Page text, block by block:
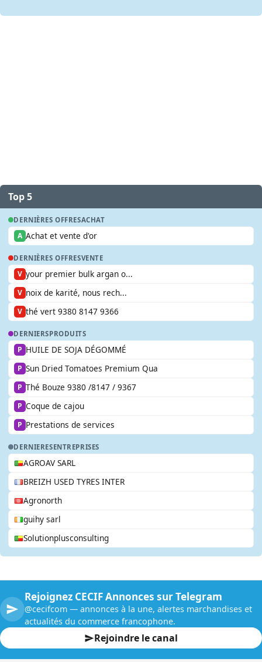
Top 5
DERNIÈRES OFFRESACHAT
A Achat et vente d'or
DERNIÈRES OFFRESVENTE
V your premier bulk argan o...
V noix de karité, nous rech...
V thé vert 9380 8147 9366
DERNIERSPRODUITS
P HUILE DE SOJA DÉGOMMÉ
P Sun Dried Tomatoes Premium Qua
P Thé Bouze 9380 /8147 / 9367
P Coque de cajou
P Prestations de services
DERNIERESENTREPRISES
AGROAV SARL
BREIZH USED TYRES INTER
Agronorth
guihy sarl
Solutionplusconsulting
Rejoignez CECIF Annonces sur Telegram
@cecifcom — annonces à la une, alertes marchandises et
actualités du commerce francophone.
Rejoindre le canal